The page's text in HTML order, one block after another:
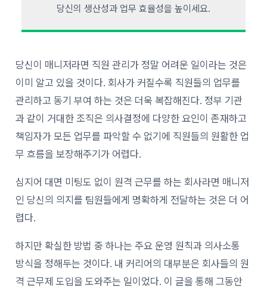
당신의 생산성과 업무 효율성을 높이세요.
당신이 매니저라면 직원 관리가 정말 어려운 일이라는 것은
이미 알고 있을 것이다. 회사가 커질수록 직원들의 업무를
관리하고 동기 부여 하는 것은 더욱 복잡해진다. 정부 기관
과 같이 거대한 조직은 의사결정에 다양한 요인이 존재하고
책임자가 모든 업무를 파악할 수 없기에 직원들의 원활한 업
무 흐름을 보장해주기가 어렵다.
심지어 대면 미팅도 없이 원격 근무를 하는 회사라면 매니저
인 당신의 의지를 팀원들에게 명확하게 전달하는 것은 더 어
렵다.
하지만 확실한 방법 중 하나는 주요 운영 원칙과 의사소통
방식을 정해두는 것이다. 내 커리어의 대부분은 회사들의 원
격 근무제 도입을 도와주는 일이었다. 이 글을 통해 그동안